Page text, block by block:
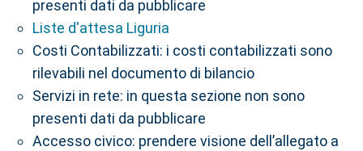
presenti dati da pubblicare
Liste d'attesa Liguria
Costi Contabilizzati: i costi contabilizzati sono
rilevabili nel documento di bilancio
Servizi in rete: in questa sezione non sono
presenti dati da pubblicare
Accesso civico: prendere visione dell’allegato a